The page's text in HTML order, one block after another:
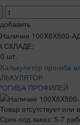
добавить
СКЛАДЕ:
шт.
ПРОФИЛЕЙ
Товар отсутствует или
Срок под заказ: 5-7